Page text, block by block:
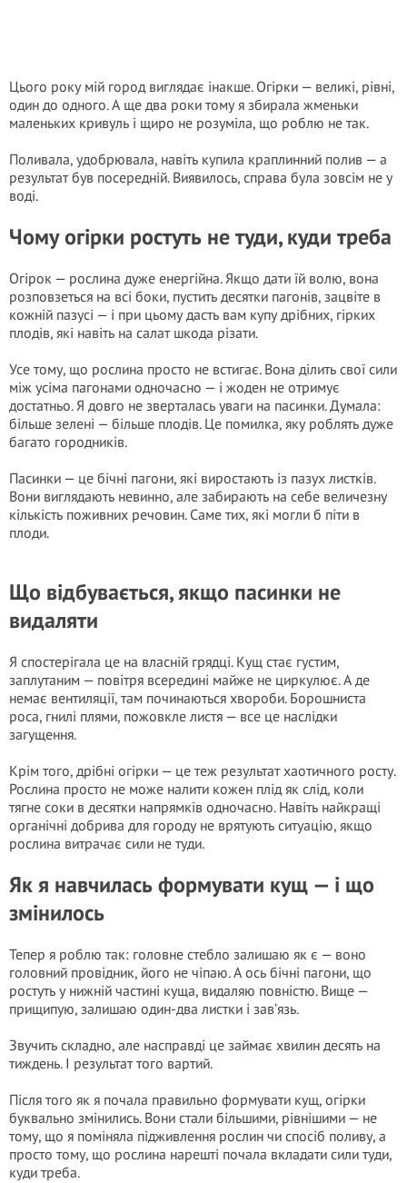
Цього року мій город виглядає інакше. Огірки — великі, рівні,
один до одного. А ще два роки тому я збирала жменьки
маленьких кривуль і щиро не розуміла, що роблю не так.
Поливала, удобрювала, навіть купила краплинний полив — а
результат був посередній. Виявилось, справа була зовсім не у
воді.
Чому огірки ростуть не туди, куди треба
Огірок — рослина дуже енергійна. Якщо дати їй волю, вона
розповзеться на всі боки, пустить десятки пагонів, зацвіте в
кожній пазусі — і при цьому дасть вам купу дрібних, гірких
плодів, які навіть на салат шкода різати.
Усе тому, що рослина просто не встигає. Вона ділить свої сили
між усіма пагонами одночасно — і жоден не отримує
достатньо. Я довго не зверталась уваги на пасинки. Думала:
більше зелені — більше плодів. Це помилка, яку роблять дуже
багато городників.
Пасинки — це бічні пагони, які виростають із пазух листків.
Вони виглядають невинно, але забирають на себе величезну
кількість поживних речовин. Саме тих, які могли б піти в
плоди.
Що відбувається, якщо пасинки не
видаляти
Я спостерігала це на власній грядці. Кущ стає густим,
заплутаним — повітря всередині майже не циркулює. А де
немає вентиляції, там починаються хвороби. Борошниста
роса, гнилі плями, пожовкле листя — все це наслідки
загущення.
Крім того, дрібні огірки — це теж результат хаотичного росту.
Рослина просто не може налити кожен плід як слід, коли
тягне соки в десятки напрямків одночасно. Навіть найкращі
органічні добрива для городу не врятують ситуацію, якщо
рослина витрачає сили не туди.
Як я навчилась формувати кущ — і що
змінилось
Тепер я роблю так: головне стебло залишаю як є — воно
головний провідник, його не чіпаю. А ось бічні пагони, що
ростуть у нижній частині куща, видаляю повністю. Вище —
прищипую, залишаю один-два листки і зав’язь.
Звучить складно, але насправді це займає хвилин десять на
тиждень. І результат того вартий.
Після того як я почала правильно формувати кущ, огірки
буквально змінились. Вони стали більшими, рівнішими — не
тому, що я поміняла підживлення рослин чи спосіб поливу, а
просто тому, що рослина нарешті почала вкладати сили туди,
куди треба.